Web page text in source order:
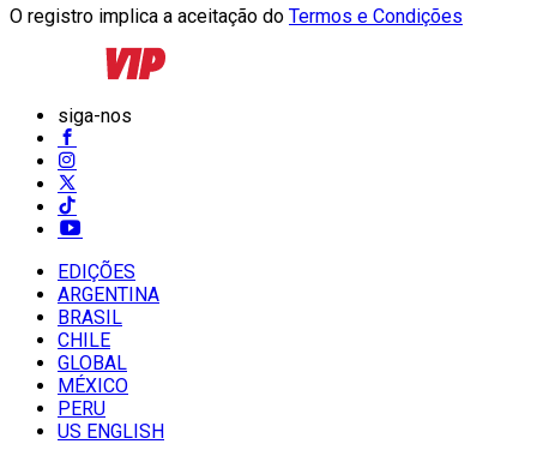
O registro implica a aceitação do Termos e Condições
siga-nos
EDIÇÕES
ARGENTINA
BRASIL
CHILE
GLOBAL
MÉXICO
PERU
US ENGLISH